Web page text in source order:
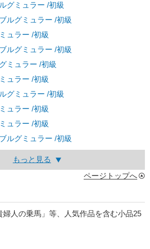
グミュラー /初級
ルグミュラー /初級
ュラー /初級
ルグミュラー /初級
ミュラー /初級
ュラー /初級
グミュラー /初級
ュラー /初級
ュラー /初級
ルグミュラー /初級
もっと見る
ページトップへ
婦人の乗馬」等、人気作品を含む小品25